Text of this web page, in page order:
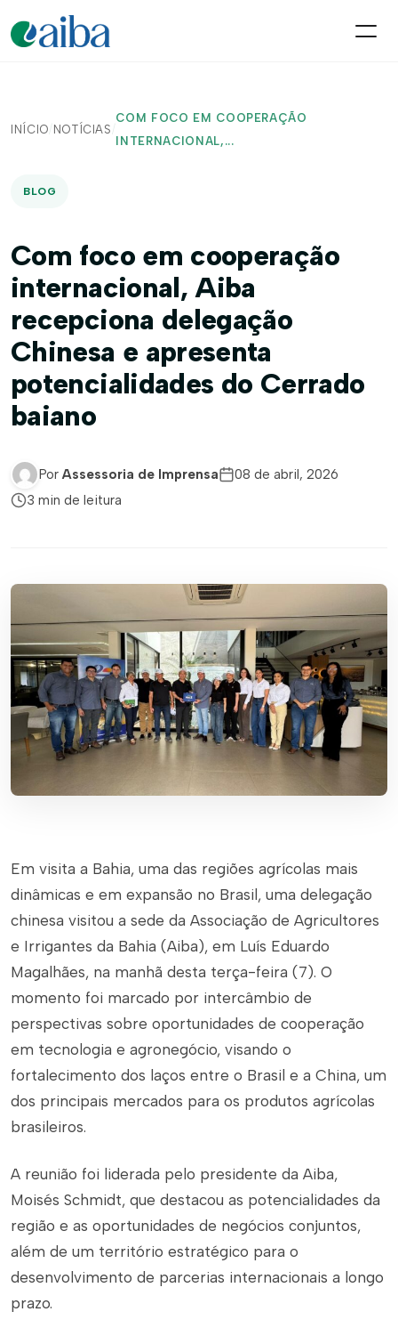
INÍCIO/ NOTÍCIAS /
COM FOCO EM COOPERAÇÃO
INTERNACIONAL,...
BLOG
Com foco em cooperação
internacional, Aiba
recepciona delegação
Chinesa e apresenta
potencialidades do Cerrado
baiano
Por Assessoria de Imprensa
08 de abril, 2026
3 min de leitura
Em visita a Bahia, uma das regiões agrícolas mais
dinâmicas e em expansão no Brasil, uma delegação
chinesa visitou a sede da Associação de Agricultores
e Irrigantes da Bahia (Aiba), em Luís Eduardo
Magalhães, na manhã desta terça-feira (7). O
momento foi marcado por intercâmbio de
perspectivas sobre oportunidades de cooperação
em tecnologia e agronegócio, visando o
fortalecimento dos laços entre o Brasil e a China, um
dos principais mercados para os produtos agrícolas
brasileiros.
A reunião foi liderada pelo presidente da Aiba,
Moisés Schmidt, que destacou as potencialidades da
região e as oportunidades de negócios conjuntos,
além de um território estratégico para o
desenvolvimento de parcerias internacionais a longo
prazo.